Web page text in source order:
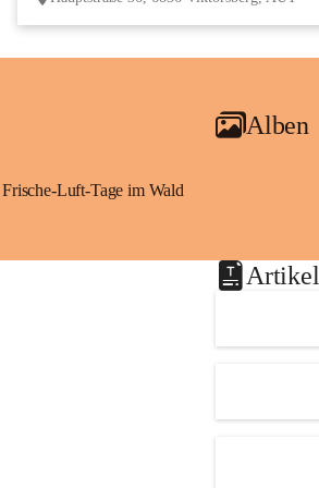
Alben
Frische-Luft-Tage im Wald
Artikel